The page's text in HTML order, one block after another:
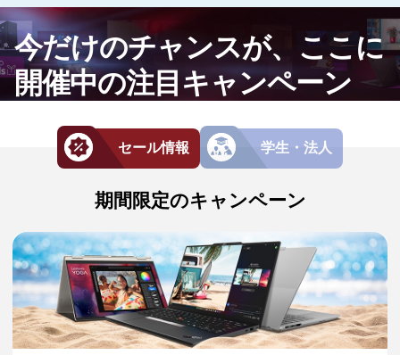
ャ
ン
ペ
一
覧
今だけのチャンスが、ここに
開催中の注目キャンペーン
セール情報 学生・法人
期間限定のキャンペーン